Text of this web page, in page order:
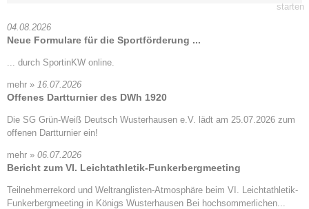
04.08.2026
Neue Formulare für die Sportförderung ...
... durch SportinKW online.
mehr » 16.07.2026
Offenes Dartturnier des DWh 1920
Die SG Grün-Weiß Deutsch Wusterhausen e.V. lädt am 25.07.2026 zum
offenen Dartturnier ein!
mehr » 06.07.2026
Bericht zum VI. Leichtathletik-Funkerbergmeeting
Teilnehmerrekord und Weltranglisten-Atmosphäre beim VI. Leichtathletik-
Funkerbergmeeting in Königs Wusterhausen Bei hochsommerlichen...